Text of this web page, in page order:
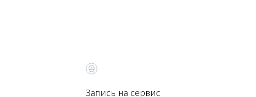
Запись на сервис